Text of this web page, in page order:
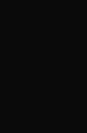
ာအုပ်စင် |